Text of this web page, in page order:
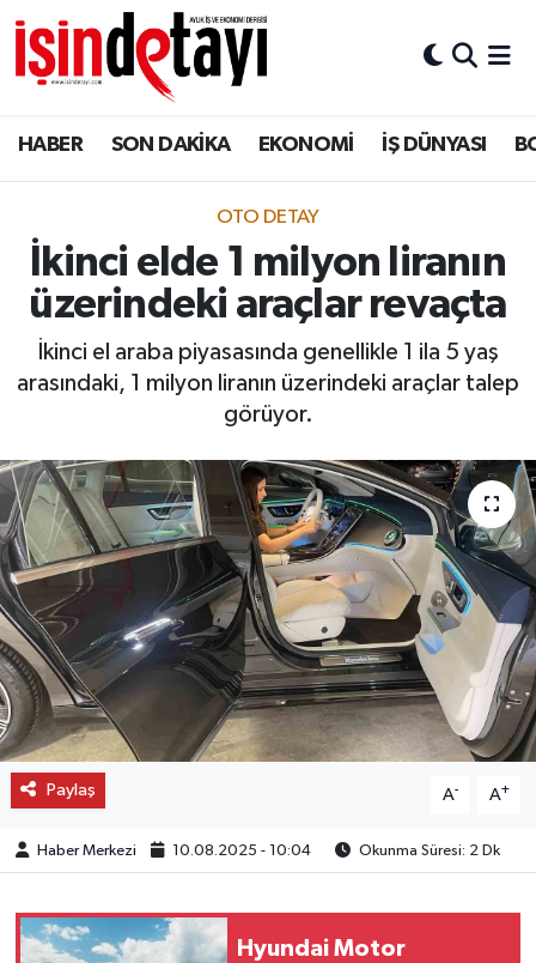
HABER SON DAKİKA EKONOMİ İŞ DÜNYASI
OTO DETAY
İkinci elde 1 milyon liranın
üzerindeki araçlar revaçta
İkinci el araba piyasasında genellikle 1 ila 5 yaş
arasındaki, 1 milyon liranın üzerindeki araçlar talep
görüyor.
Paylaş A- A+
Haber Merkezi 10.08.2025 - 10:04 Okunma Süresi: 2 Dk
Hyundai Motor
DÜNYA
Eğitim
ENERJİ HABERİ
HABER
LOJİSTİK
MAGAZİN
OTO DETAY
SAĞLIK
SON DAKİKA
SPOR
Nöbetçi Eczaneler
Hava Durumu
İstanbul Namaz Vakitleri
Trafik Durumu
Tüm Manşetler
Son Dakika Haberleri
Haber Arşivi